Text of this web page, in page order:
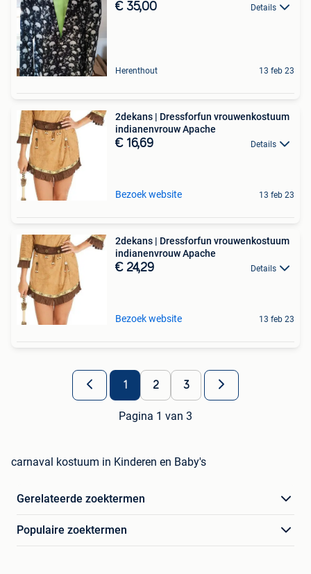
€ 35,00 Details
Herenthout 13 feb 23
2dekans | Dressforfun vrouwenkostuum
indianenvrouw Apache
€ 16,69 Details
Bezoek website 13 feb 23
2dekans | Dressforfun vrouwenkostuum
indianenvrouw Apache
€ 24,29 Details
Bezoek website 13 feb 23
1 2 3
Pagina 1 van 3
carnaval kostuum in Kinderen en Baby's
Gerelateerde zoektermen
Populaire zoektermen